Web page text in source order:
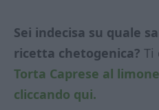
Sei indecisa su quale
ricetta chetogenica? Ti
Torta Caprese al
cliccando qui.